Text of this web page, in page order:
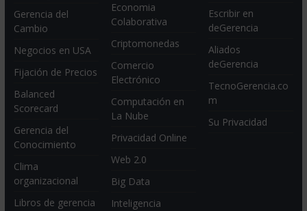
Gerencia del
Cambio
Negocios en USA
Fijación de Precios
Balanced
Scorecard
Gerencia del
Conocimiento
Clima
organizacional
Libros de gerencia
Economia
Colaborativa
Criptomonedas
Comercio
Electrónico
Computación en
La Nube
Privacidad Online
Web 2.0
Big Data
Inteligencia
Escribir en
deGerencia
Aliados
deGerencia
TecnoGerencia.co
m
Su Privacidad